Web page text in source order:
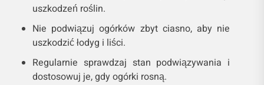
uszkodzeń roślin.
Nie podwiązuj ogórków zbyt ciasno, aby nie
uszkodzić łodyg i liści.
Regularnie sprawdzaj stan podwiązywania i
dostosowuj je, gdy ogórki rosną.